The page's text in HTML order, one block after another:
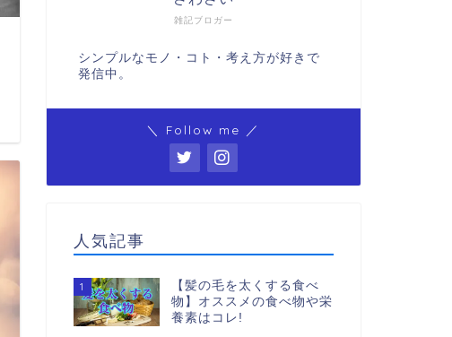
雑記ブロガー
シンプルなモノ・コト・考え方が好きで
発信中。
＼ Follow me ／
人気記事
1
【髪の毛を太くする食べ
物】オススメの食べ物や栄
養素はコレ!